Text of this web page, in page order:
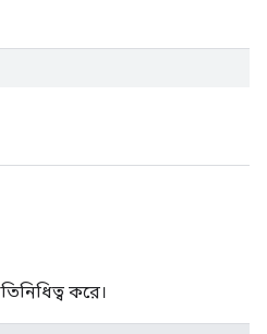
করে।